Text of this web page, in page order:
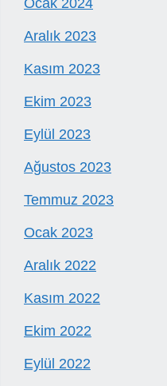
Aralık 2023
Kasım 2023
Ekim 2023
Eylül 2023
Ağustos 2023
Temmuz 2023
Ocak 2023
Aralık 2022
Kasım 2022
Ekim 2022
Eylül 2022